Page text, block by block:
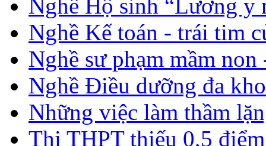
Nghề Hộ sinh “Lương y
Nghề Kế toán - trái tim
Nghề sư phạm mầm
Nghề Điều dưỡng đa
Những việc làm thầm
Thi THPT thiếu 0,5